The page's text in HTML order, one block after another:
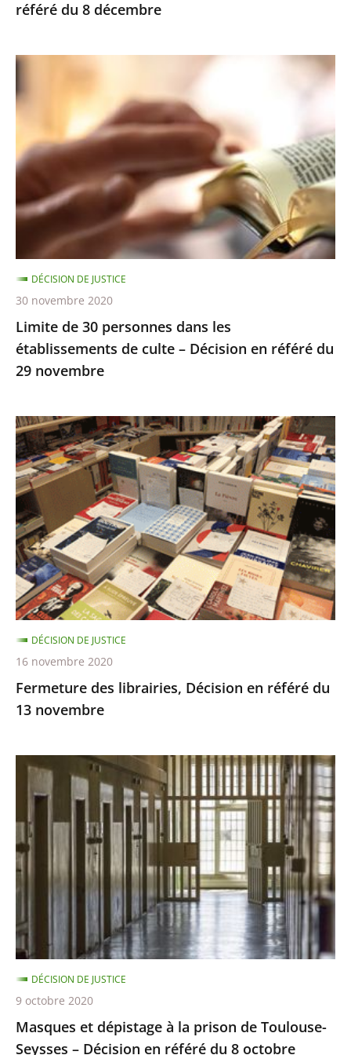
référé du 8 décembre
Limite
30
personnes
dans
les
établissements
de
culte
–
Décision
en
référé
du
29
Limite de 30 personnes dans les
établissements de culte – Décision en référé du
29 novembre
DÉCISION DE JUSTICE
30 novembre 2020
Fermeture
des
librairies,
Décision
en
référé
du
13
novembre
Fermeture des librairies, Décision en référé du
13 novembre
DÉCISION DE JUSTICE
16 novembre 2020
Masques
la
prison
de
Toulouse-
Seysses
–
Décision
en
référé
du
Masques et dépistage à la prison de Toulouse-
Seysses – Décision en référé du 8 octobre
DÉCISION DE JUSTICE
9 octobre 2020